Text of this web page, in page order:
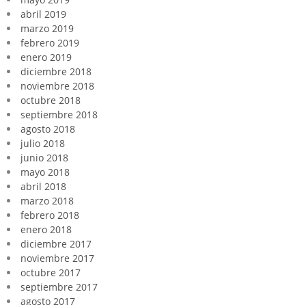
abril 2019
marzo 2019
febrero 2019
enero 2019
diciembre 2018
noviembre 2018
octubre 2018
septiembre 2018
agosto 2018
julio 2018
junio 2018
mayo 2018
abril 2018
marzo 2018
febrero 2018
enero 2018
diciembre 2017
noviembre 2017
octubre 2017
septiembre 2017
agosto 2017